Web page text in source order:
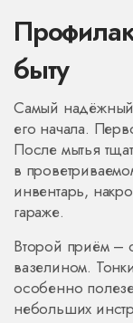
быту
Самый
его начала.
После мытья
в
инвентарь,
гараже.
Второй приём –
вазелином.
особенно
небольших